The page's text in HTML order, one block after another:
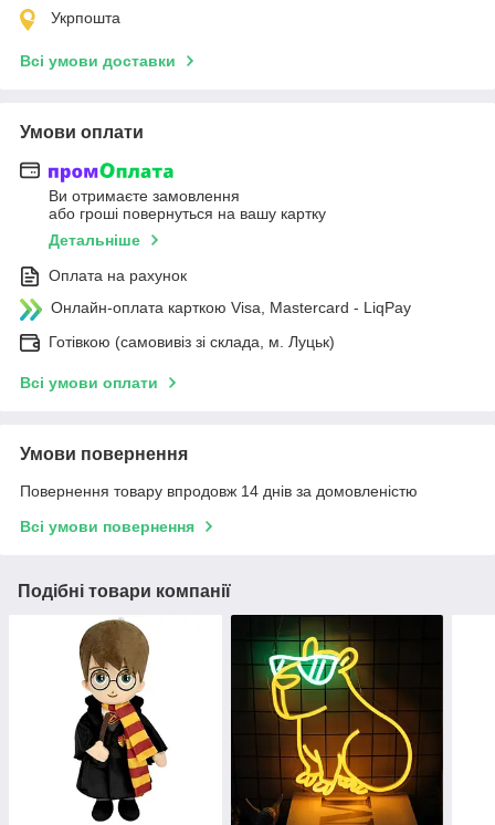
Укрпошта
Всі умови доставки
Умови оплати
Ви отримаєте замовлення
або гроші повернуться на вашу картку
Детальніше
Оплата на рахунок
Онлайн-оплата карткою Visa, Mastercard - LiqPay
Готівкою (самовивіз зі склада, м. Луцьк)
Всі умови оплати
Умови повернення
Повернення товару впродовж 14 днів за домовленістю
Всі умови повернення
Подібні товари компанії